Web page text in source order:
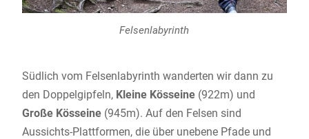
Felsenlabyrinth
Südlich vom Felsenlabyrinth wanderten wir dann zu
den Doppelgipfeln, Kleine Kösseine(922m) und
Große Kösseine(945m). Auf den Felsen sind
Aussichts-Plattformen, die über unebene Pfade und